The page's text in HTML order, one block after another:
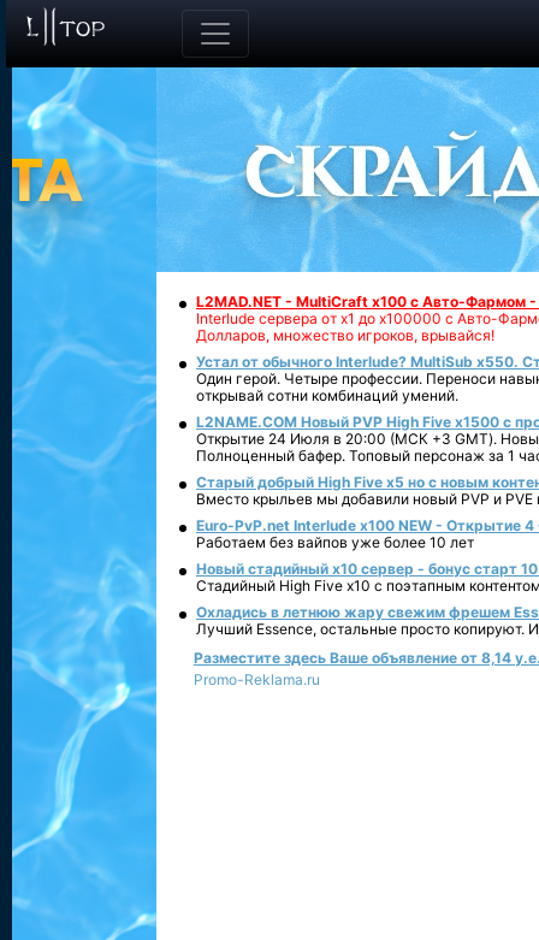
L2MAD.NET - MultiCraft x100 с Авто-Фармом
Interlude сервера от х1 до х100000 с Авто-
Долларов, множество игроков, врывайся!
Устал от обычного Interlude? MultiSub x550.
Один герой. Четыре профессии. Переноси
открывай сотни комбинаций умений.
L2NAME.COM Новый PVP High Five x1500 с
Открытие 24 Июля в 20:00 (МСК +3 GMT).
Полноценный бафер. Топовый персонаж за 1
Старый добрый High Five x5 но с новым
Вместо крыльев мы добавили новый PVP и PVE
Euro-PvP.net Interlude х100 NEW - Открытие 4
Работаем без вайпов уже более 10 лет
Новый стадийный х10 сервер - бонус старт
Стадийный High Five x10 с поэтапным
Охладись в летнюю жару свежим фрешем
Лучший Essence, остальные просто копируют.
Разместите здесь Ваше объявление от 8,14
Promo-Reklama.ru